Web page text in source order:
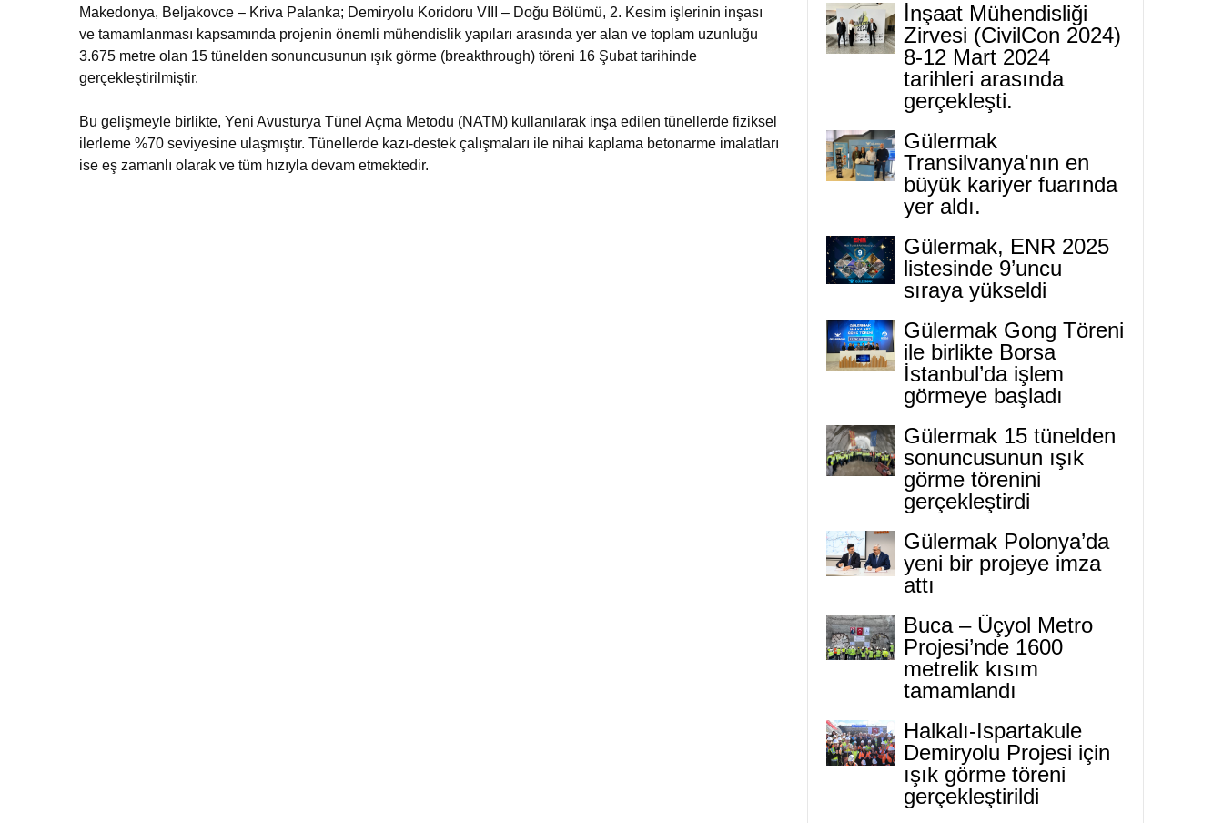
Makedonya, Beljakovce – Kriva Palanka; Demiryolu Koridoru VIII – Doğu Bölümü, 2. Kesim işlerinin inşası
ve tamamlanması kapsamında projenin önemli mühendislik yapıları arasında yer alan ve toplam uzunluğu
3.675 metre olan 15 tünelden sonuncusunun ışık görme (breakthrough) töreni 16 Şubat tarihinde
gerçekleştirilmiştir.
Bu gelişmeyle birlikte, Yeni Avusturya Tünel Açma Metodu (NATM) kullanılarak inşa edilen tünellerde fiziksel
ilerleme %70 seviyesine ulaşmıştır. Tünellerde kazı-destek çalışmaları ile nihai kaplama betonarme imalatları
ise eş zamanlı olarak ve tüm hızıyla devam etmektedir.
İnşaat Mühendisliği
Zirvesi (CivilCon 2024)
8-12 Mart 2024
tarihleri arasında
gerçekleşti.
Gülermak
Transilvanya'nın en
büyük kariyer fuarında
yer aldı.
Gülermak, ENR 2025
listesinde 9’uncu
sıraya yükseldi
Gülermak Gong Töreni
ile birlikte Borsa
İstanbul’da işlem
görmeye başladı
Gülermak 15 tünelden
sonuncusunun ışık
görme törenini
gerçekleştirdi
Gülermak Polonya’da
yeni bir projeye imza
attı
Buca – Üçyol Metro
Projesi’nde 1600
metrelik kısım
tamamlandı
Halkalı-Ispartakule
Demiryolu Projesi için
ışık görme töreni
gerçekleştirildi